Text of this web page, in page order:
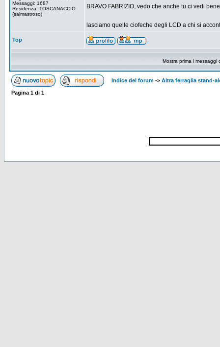
Messaggi: 1687
Residenza: TOSCANACCIO
(salmastroso)
BRAVO FABRIZIO, vedo che anche tu ci vedi
lasciamo quelle ciofeche degli LCD a chi si
Top
Mostra prima i messaggi
Indice del forum -> Altra ferraglia stand-
Pagina 1 di 1